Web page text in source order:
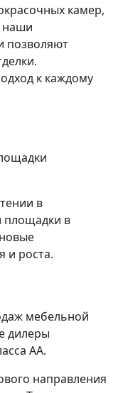
камер,
наши
позволяют
к каждому
в
площадки в
и роста.
мебельной
дилеры
АА.
направления